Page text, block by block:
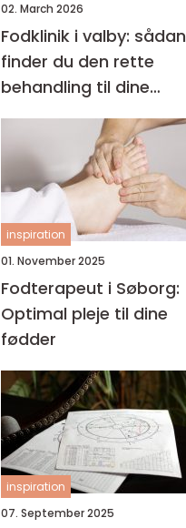
02. March 2026
Fodklinik i valby: sådan
finder du den rette
behandling til dine
fødder
inspiration
01. November 2025
Fodterapeut i Søborg:
Optimal pleje til dine
fødder
inspiration
07. September 2025